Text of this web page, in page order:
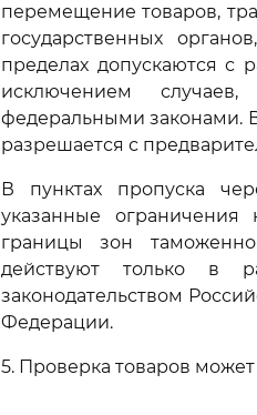
перемещение товаров,
государственных
пределах допускаются с
исключением
федеральными законами.
разрешается с
В пунктах пропуска
указанные ограничения
границы зон
действуют только в
законодательством
Федерации.
5. Проверка товаров